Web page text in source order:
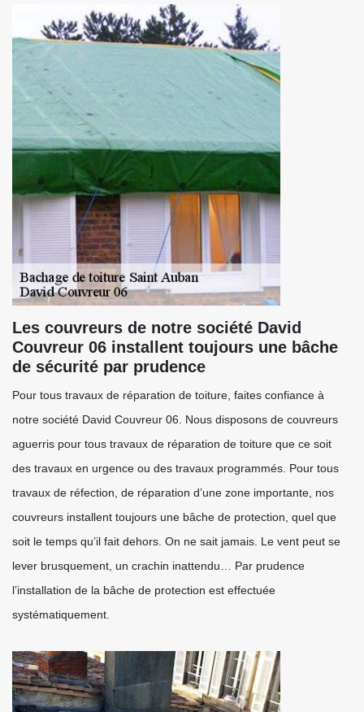
Les couvreurs de notre société David
Couvreur 06 installent toujours une bâche
de sécurité par prudence
Pour tous travaux de réparation de toiture, faites confiance à
notre société David Couvreur 06. Nous disposons de couvreurs
aguerris pour tous travaux de réparation de toiture que ce soit
des travaux en urgence ou des travaux programmés. Pour tous
travaux de réfection, de réparation d’une zone importante, nos
couvreurs installent toujours une bâche de protection, quel que
soit le temps qu’il fait dehors. On ne sait jamais. Le vent peut se
lever brusquement, un crachin inattendu… Par prudence
l’installation de la bâche de protection est effectuée
systématiquement.